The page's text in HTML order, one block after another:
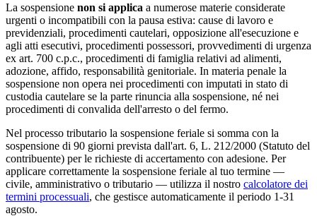
La sospensione non si applica a numerose materie considerate
urgenti o incompatibili con la pausa estiva: cause di lavoro e
previdenziali, procedimenti cautelari, opposizione all'esecuzione e
agli atti esecutivi, procedimenti possessori, provvedimenti di urgenza
ex art. 700 c.p.c., procedimenti di famiglia relativi ad alimenti,
adozione, affido, responsabilità genitoriale. In materia penale la
sospensione non opera nei procedimenti con imputati in stato di
custodia cautelare se la parte rinuncia alla sospensione, né nei
procedimenti di convalida dell'arresto o del fermo.
Nel processo tributario la sospensione feriale si somma con la
sospensione di 90 giorni prevista dall'art. 6, L. 212/2000 (Statuto del
contribuente) per le richieste di accertamento con adesione. Per
applicare correttamente la sospensione feriale al tuo termine —
civile, amministrativo o tributario — utilizza il nostro calcolatore dei
termini processuali, che gestisce automaticamente il periodo 1-31
agosto.